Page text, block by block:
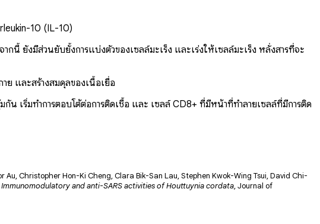
10 (IL-10)
ยังมีส่วนยับยั้งการแบ่งตัวของเซลล์มะเร็ง และเร่งให้เซลล์มะเร็ง หลั่งสารที่จะ
ย และสร้างสมดุลของเนื้อเยื่อ
เริ่มทำการตอบโต้ต่อการติดเชื้อ และ เซลล์ CD8+ ที่มีหน้าที่ทำลายเซลล์ที่มีการติด
Christopher Hon-Ki Cheng, Clara Bik-San Lau, Stephen Kwok-Wing Tsui, David Chi-
Immunomodulatory and anti-SARS activities of Houttuynia cordata, Journal of